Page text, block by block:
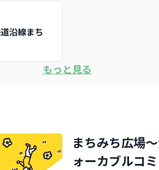
沿線まち
もっと見る
まちみち広場
ォーカブルコ